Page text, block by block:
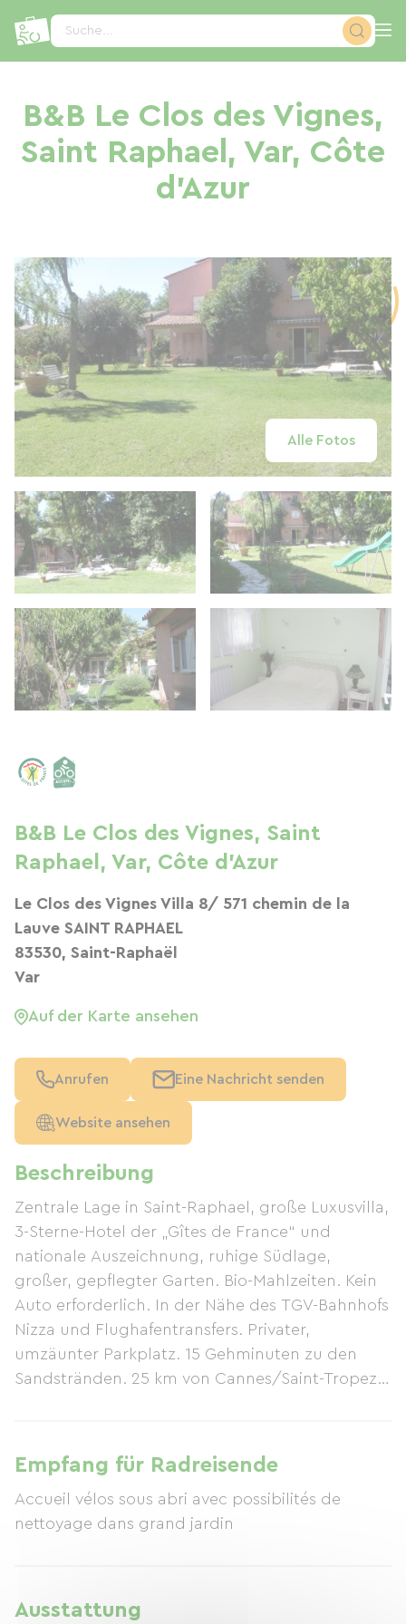
Suche...
B&B Le Clos des Vignes,
Saint Raphael, Var, Côte
d'Azur
Alle Fotos
Beschreibung
Zentrale Lage in Saint-Raphael, große Luxusvilla,
3-Sterne-Hotel der „Gîtes de France“ und
nationale Auszeichnung, ruhige Südlage,
großer, gepflegter Garten. Bio-Mahlzeiten. Kein
Auto erforderlich. In der Nähe des TGV-Bahnhofs
Nizza und Flughafentransfers. Privater,
umzäunter Parkplatz. 15 Gehminuten zu den
Sandstränden. 25 km von Cannes/Saint-Tropez
inklusive Frühstück. Spezielle Winterpreise für
Rentner bei Langzeitaufenthalten mit
Halbpension. Ein ganzjährig lebendiger Ort mit
zahlreichen Kultur-, Freizeit- und
vulkanischen Esterel-Massivs ist wild und
Empfang für Radreisende
Accueil vélos sous abri avec possibilités de
nettoyage dans grand jardin
Ausstattung
B&B Le Clos des Vignes, Saint
Raphael, Var, Côte d'Azur
Le Clos des Vignes Villa 8/ 571 chemin de la
Lauve SAINT RAPHAEL
83530, Saint-Raphaël
Var
Auf der Karte ansehen
Anrufen Eine Nachricht senden
Website ansehen
Cookie-Einstellungen